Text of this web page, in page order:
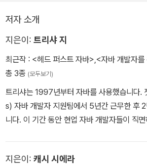
저자 소개
지은이: 트리샤 지
최근작 : <헤드 퍼스트 자바> <자바 개발자
총 3종 (모두보기)
트리샤는 1997년부터 자바를 사용했습니다
s) 자바 개발자 지원팀에서 5년간 근무한 후
니다. 이 기간 동안 현업 자바 개발자들이 직
지은이: 캐시 시에라